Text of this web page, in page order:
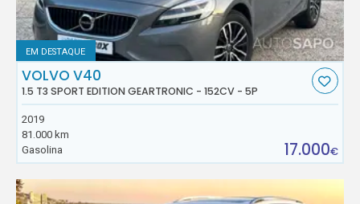
EM DESTAQUE
VOLVO V40
1.5 T3 SPORT EDITION GEARTRONIC - 152CV - 5P
2019
81.000 km
Gasolina
17.000€